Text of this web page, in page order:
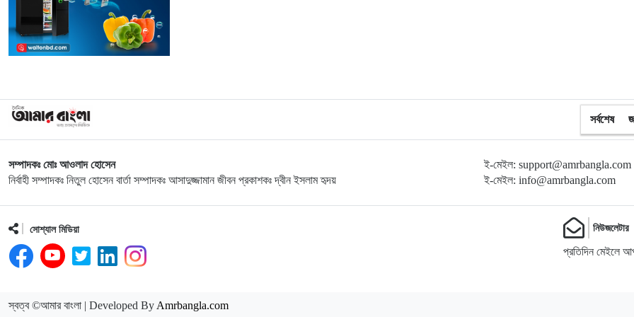
সর্বশেষ
সম্পাদকঃ মোঃ আওলাদ হোসেন
নির্বাহী সম্পাদকঃ নিতুল হোসেন বার্তা সম্পাদকঃ আসাদুজ্জামান জীবন প্রকাশকঃ দ্বীন ইসলাম হৃদয়
ই-মেইল: support@amrbangla.com
ই-মেইল: info@amrbangla.com
সোশ্যাল মিডিয়া নিউজলেটার
প্রতিদিন মেইলে
স্বত্ব ©আমার বাংলা | Developed By Amrbangla.com